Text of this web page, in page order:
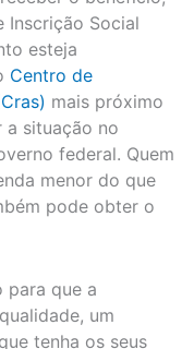
Inscrição Social
esteja
Centro de
mais próximo
a situação no
federal. Quem
menor do que
pode obter o
para que a
um
tenha os seus